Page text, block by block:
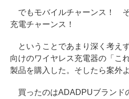
でもモバイルチャーンス！
充電チャーンス！
ということであまり深く考え
向けのワイヤレス充電器の「こ
製品を購入した。そしたら案外
買ったのはADADPUブランド